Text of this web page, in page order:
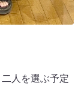
人を選ぶ予定